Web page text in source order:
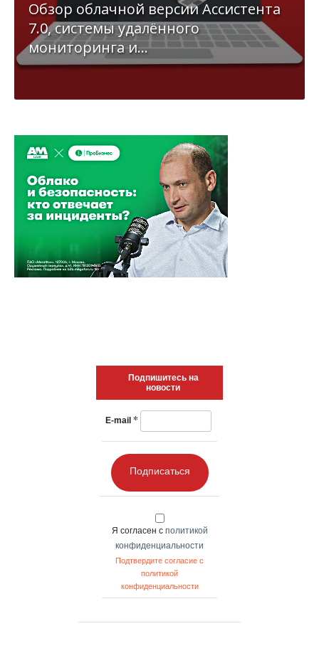
Обзор облачной версии Ассистента
7.0, системы удалённого
мониторинга и...
Подпишитесь на
новости
E-mail *
Подписаться
Я согласен с политикой
конфиденциальности
Подтвердите согласие с
политикой
конфиденциальности